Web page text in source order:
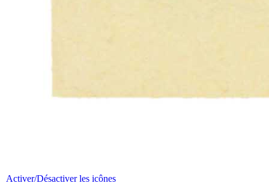
Activer/Désactiver les icônes